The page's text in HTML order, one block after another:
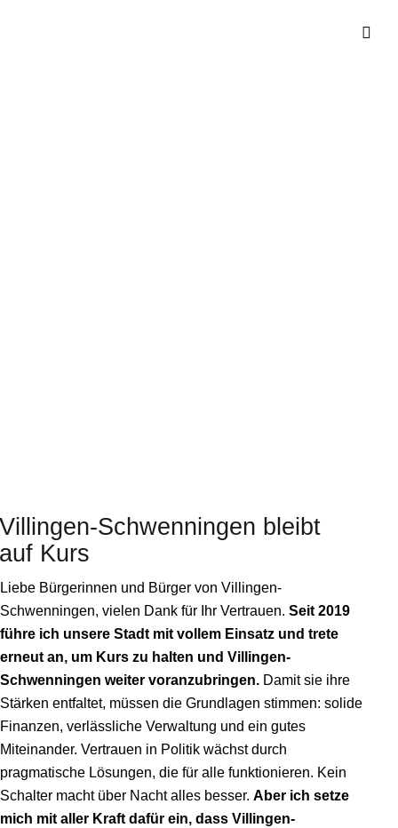
Villingen-Schwenningen bleibt
auf Kurs
Liebe Bürgerinnen und Bürger von Villingen-
Schwenningen, vielen Dank für Ihr Vertrauen. Seit 2019
führe ich unsere Stadt mit vollem Einsatz und trete
erneut an, um Kurs zu halten und Villingen-
Schwenningen weiter voranzubringen. Damit sie ihre
Stärken entfaltet, müssen die Grundlagen stimmen: solide
Finanzen, verlässliche Verwaltung und ein gutes
Miteinander. Vertrauen in Politik wächst durch
pragmatische Lösungen, die für alle funktionieren. Kein
Schalter macht über Nacht alles besser. Aber ich setze
mich mit aller Kraft dafür ein, dass Villingen-